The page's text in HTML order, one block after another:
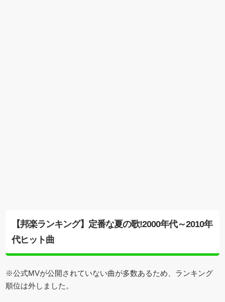
【邦楽ランキング】定番な夏の歌!2000年代～2010年
代ヒット曲
※公式MVが公開されていない曲が多数あるため、ランキング
順位は外しました。